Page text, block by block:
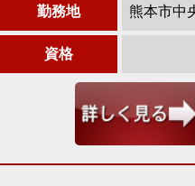
勤務地 熊本市中
資格